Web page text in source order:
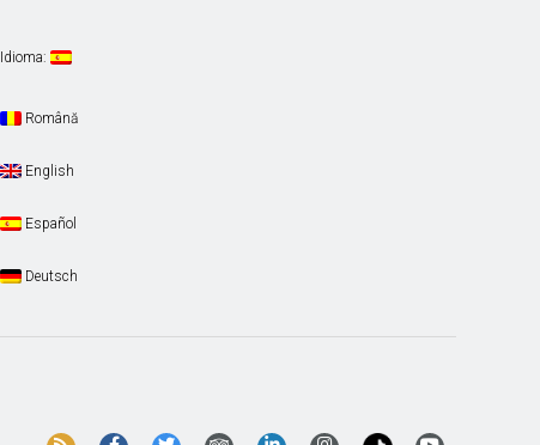
Idioma:
Română
English
Español
Deutsch